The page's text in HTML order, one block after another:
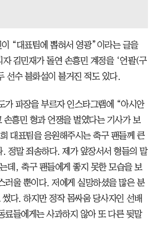
“대표팀에 뽑혀서 영광”이라는 글을
자 김민재가 돌연 손흥민 계정을 ‘언팔(구
선수 불화설이 불거진 적도 있다.
가 파장을 부르자 인스타그램에 “아시안
손흥민 형과 언쟁을 벌였다는 기사가 보
대표팀을 응원해주시는 축구 팬들께 큰
. 정말 죄송하다. 제가 앞장서서 형들의 말
데, 축구 팬들에게 좋지 못한 모습을 보
러울 뿐이다. 저에게 실망하셨을 많은 분
다. 하지만 정작 몸싸움 당사자인 선배
료들에게는 사과하지 않아 또 다른 뒷말